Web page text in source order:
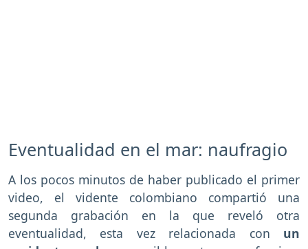
Eventualidad en el mar: naufragio
A los pocos minutos de haber publicado el primer
video, el vidente colombiano compartió una
segunda grabación en la que reveló otra
eventualidad, esta vez relacionada con un